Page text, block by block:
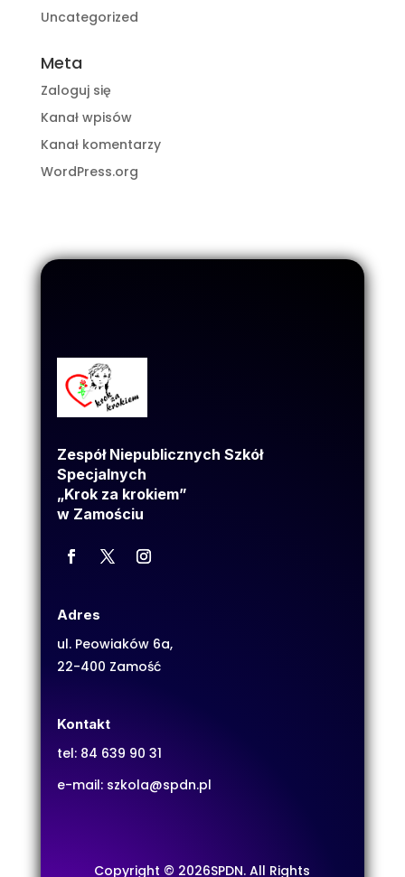
Uncategorized
Meta
Zaloguj się
Kanał wpisów
Kanał komentarzy
WordPress.org
Zespół Niepublicznych Szkół
Specjalnych
„Krok za krokiem”
w Zamościu
Adres
ul. Peowiaków 6a,
22-400 Zamość
Kontakt
tel: 84 639 90 31
e-mail: szkola@spdn.pl
Copyright © 2026SPDN. All Rights